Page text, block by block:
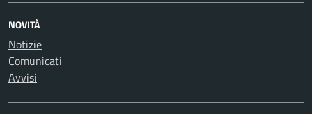
NOVITÀ
Notizie
Comunicati
Avvisi